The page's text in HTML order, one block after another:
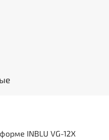
INBLU VG-12X